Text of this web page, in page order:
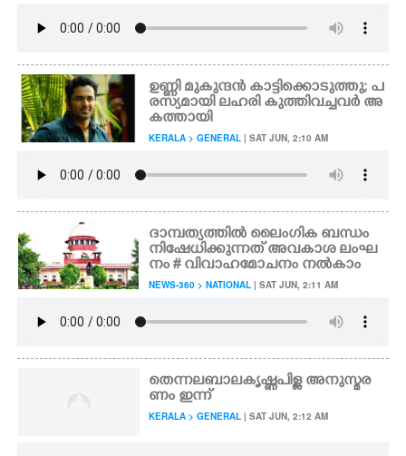
ഉണ്ണി മുകുന്ദൻ കാട്ടിക്കൊടുത്തു; പ
രസ്യമായി ലഹരി കുത്തിവച്ചവർ അ
കത്തായി
KERALA > GENERAL | SAT JUN, 2:10 AM
ദാമ്പത്യത്തിൽ ലൈംഗിക ബന്ധം
നിഷേധിക്കുന്നത് അവകാശ ലംഘ
നം # വിവാഹമോചനം നൽകാം
NEWS-360 > NATIONAL | SAT JUN, 2:11 AM
തെന്നലബാലകൃഷ്ണപിള്ള അനുസ്മര
ണം ഇന്ന്
KERALA > GENERAL | SAT JUN, 2:12 AM